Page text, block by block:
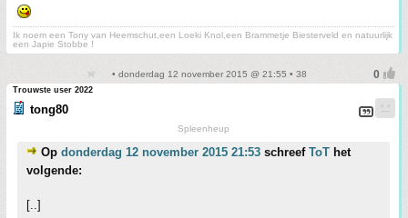
Ik noem een Tony van Heemschut,een Loeki Knol,een Brammetje Biesterveld en natuurlijk
een Japie Stobbe !
• donderdag 12 november 2015 @ 21:55 • 38
Trouwste user 2022
tong80
Spleenheup
Op donderdag 12 november 2015 21:53 schreef ToT het
volgende:
[..]